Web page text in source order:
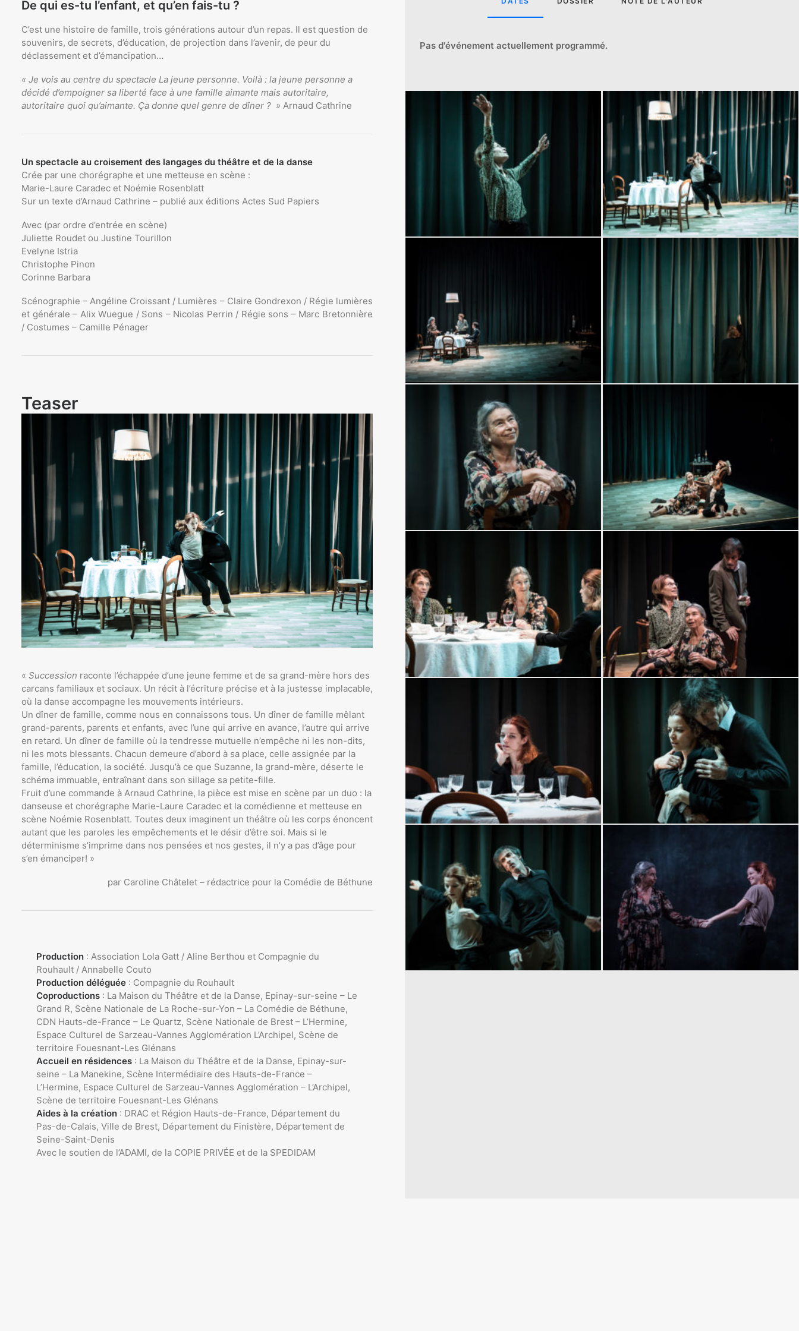
De qui es-tu l’enfant, et qu’en fais-tu ?
C’est une histoire de famille, trois générations autour d’un repas. Il est question de
souvenirs, de secrets, d’éducation, de projection dans l’avenir, de peur du
déclassement et d’émancipation…
« Je vois au centre du spectacle La jeune personne. Voilà : la jeune personne a
décidé d’empoigner sa liberté face à une famille aimante mais autoritaire,
autoritaire quoi qu’aimante. Ça donne quel genre de dîner ? » Arnaud Cathrine
Un spectacle au croisement des langages du théâtre et de la danse
Crée par une chorégraphe et une metteuse en scène :
Marie-Laure Caradec et Noémie Rosenblatt
Sur un texte d’Arnaud Cathrine – publié aux éditions Actes Sud Papiers
Avec (par ordre d’entrée en scène)
Juliette Roudet ou Justine Tourillon
Evelyne Istria
Christophe Pinon
Corinne Barbara
Scénographie – Angéline Croissant / Lumières – Claire Gondrexon / Régie lumières
et générale – Alix Wuegue / Sons – Nicolas Perrin / Régie sons – Marc Bretonnière
/ Costumes – Camille Pénager
Teaser
« Succession raconte l’échappée d’une jeune femme et de sa grand-mère hors des
carcans familiaux et sociaux. Un récit à l’écriture précise et à la justesse implacable,
où la danse accompagne les mouvements intérieurs.
Un dîner de famille, comme nous en connaissons tous. Un dîner de famille mêlant
grand-parents, parents et enfants, avec l’une qui arrive en avance, l’autre qui arrive
en retard. Un dîner de famille où la tendresse mutuelle n’empêche ni les non-dits,
ni les mots blessants. Chacun demeure d’abord à sa place, celle assignée par la
famille, l’éducation, la société. Jusqu’à ce que Suzanne, la grand-mère, déserte le
schéma immuable, entraînant dans son sillage sa petite-fille.
Fruit d’une commande à Arnaud Cathrine, la pièce est mise en scène par un duo : la
danseuse et chorégraphe Marie-Laure Caradec et la comédienne et metteuse en
scène Noémie Rosenblatt. Toutes deux imaginent un théâtre où les corps énoncent
autant que les paroles les empêchements et le désir d’être soi. Mais si le
déterminisme s’imprime dans nos pensées et nos gestes, il n’y a pas d’âge pour
s’en émanciper! »
par Caroline Châtelet – rédactrice pour la Comédie de Béthune
Production : Association Lola Gatt / Aline Berthou et Compagnie du
Rouhault / Annabelle Couto
Production déléguée : Compagnie du Rouhault
Coproductions : La Maison du Théâtre et de la Danse, Epinay-sur-seine – Le
Grand R, Scène Nationale de La Roche-sur-Yon – La Comédie de Béthune,
CDN Hauts-de-France – Le Quartz, Scène Nationale de Brest – L’Hermine,
Espace Culturel de Sarzeau-Vannes Agglomération L’Archipel, Scène de
territoire Fouesnant-Les Glénans
Accueil en résidences : La Maison du Théâtre et de la Danse, Epinay-sur-
seine – La Manekine, Scène Intermédiaire des Hauts-de-France –
L’Hermine, Espace Culturel de Sarzeau-Vannes Agglomération – L’Archipel,
Scène de territoire Fouesnant-Les Glénans
Aides à la création : DRAC et Région Hauts-de-France, Département du
Pas-de-Calais, Ville de Brest, Département du Finistère, Département de
Seine-Saint-Denis
Avec le soutien de l’ADAMI, de la COPIE PRIVÉE et de la SPEDIDAM
Pas d'événement actuellement programmé.